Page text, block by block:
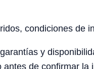
condiciones de
y
de confirmar la